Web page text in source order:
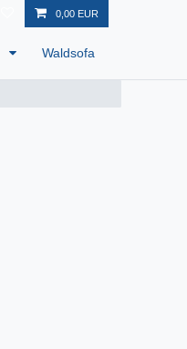
0,00 EUR
Waldsofa